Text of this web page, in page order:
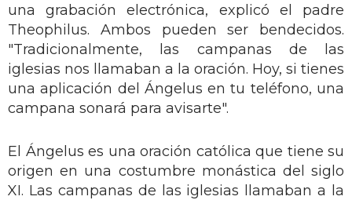
una grabación electrónica, explicó el padre
Theophilus. Ambos pueden ser bendecidos.
"Tradicionalmente, las campanas de las
iglesias nos llamaban a la oración. Hoy, si tienes
una aplicación del Ángelus en tu teléfono, una
campana sonará para avisarte".
El Ángelus es una oración católica que tiene su
origen en una costumbre monástica del siglo
XI. Las campanas de las iglesias llamaban a la